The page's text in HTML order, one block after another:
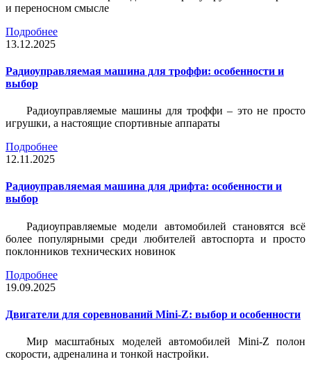
и переносном смысле
Подробнее
13.12.2025
Радиоуправляемая машина для троффи: особенности и
выбор
Радиоуправляемые машины для троффи – это не просто
игрушки, а настоящие спортивные аппараты
Подробнее
12.11.2025
Радиоуправляемая машина для дрифта: особенности и
выбор
Радиоуправляемые модели автомобилей становятся всё
более популярными среди любителей автоспорта и просто
поклонников технических новинок
Подробнее
19.09.2025
Двигатели для соревнований Mini-Z: выбор и особенности
Мир масштабных моделей автомобилей Mini-Z полон
скорости, адреналина и тонкой настройки.